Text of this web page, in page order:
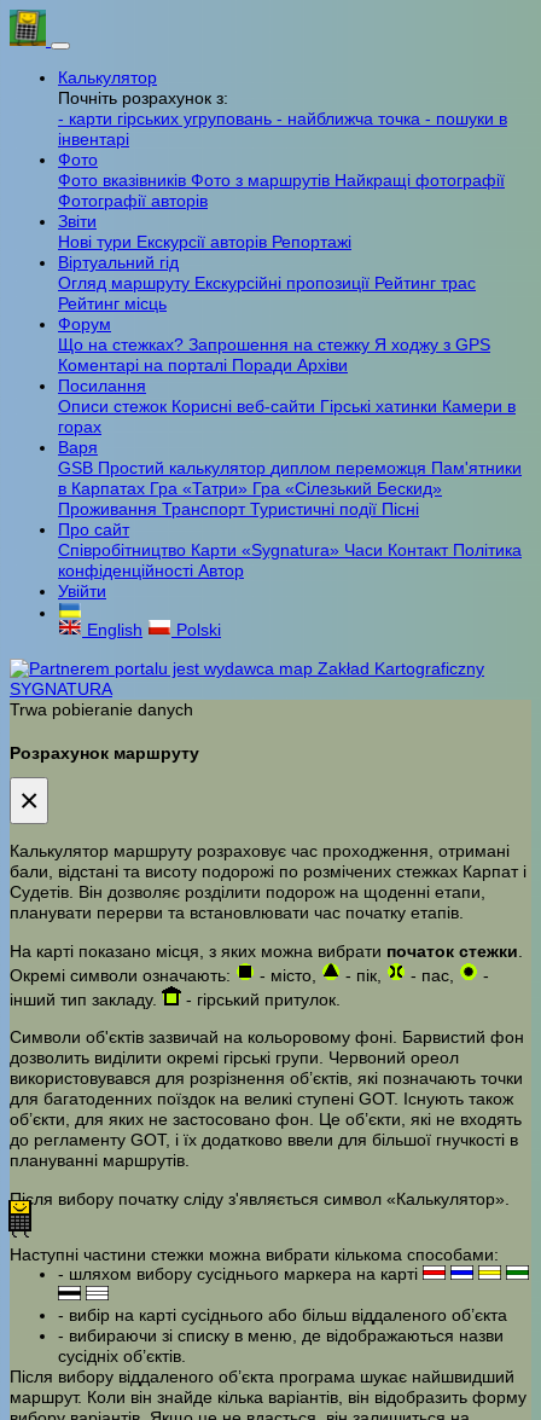
Калькулятор
Почніть розрахунок з:
- карти гірських угруповань - найближча точка - пошуки в
інвентарі
Фото
Фото вказівників Фото з маршрутів Найкращі фотографії
Фотографії авторів
Звіти
Нові тури Екскурсії авторів Репортажі
Віртуальний гід
Огляд маршруту Екскурсійні пропозиції Рейтинг трас
Рейтинг місць
Форум
Що на стежках? Запрошення на стежку Я ходжу з GPS
Коментарі на порталі Поради Архіви
Посилання
Описи стежок Корисні веб-сайти Гірські хатинки Камери в
горах
Варя
GSB Простий калькулятор диплом переможця Пам'ятники
в Карпатах Гра «Татри» Гра «Сілезький Бескид»
Проживання ТранспортТуристичні події Пісні
Про сайт
Співробітництво Карти «Sygnatura» Часи Контакт Політика
конфіденційності Автор
Увійти
English
Polski
Trwa pobieranie danych
Розрахунок маршруту
×
Калькулятор маршруту розраховує час проходження, отримані
бали, відстані та висоту подорожі по розмічених стежках Карпат і
Судетів. Він дозволяє розділити подорож на щоденні етапи,
планувати перерви та встановлювати час початку етапів.
На карті показано місця, з яких можна вибрати початок стежки
Окремі символи означають:
- місто, - пік, - пас,
-
інший тип закладу.
- гірський притулок.
Символи об'єктів зазвичай на кольоровому фоні. Барвистий фон
дозволить виділити окремі гірські групи. Червоний ореол
використовувався для розрізнення об’єктів, які позначають точки
для багатоденних поїздок на великі ступені GOT. Існують також
об’єкти, для яких не застосовано фон. Це об’єкти, які не входять
до регламенту GOT, і їх додатково ввели для більшої гнучкості в
плануванні маршрутів.
Після вибору початку сліду з'являється символ «Калькулятор».
Наступні частини стежки можна вибрати кількома способами:
- шляхом вибору сусіднього маркера на карті
- вибір на карті сусіднього або більш віддаленого об’єкта
- вибираючи зі списку в меню, де відображаються назви
сусідніх об’єктів.
Після вибору віддаленого об’єкта програма шукає найшвидший
маршрут. Коли він знайде кілька варіантів, він відобразить форму